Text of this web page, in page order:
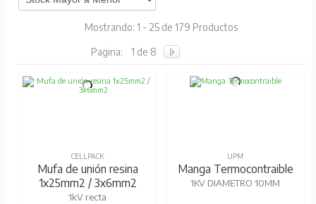
Mostrando: 1 - 25 de 179 Productos
Pagina: 1 de 8
CELLPACK
Mufa de unión resina
1x25mm2 / 3x6mm2
1kV recta
UPM
Manga Termocontraible
1KV DIAMETRO 10MM